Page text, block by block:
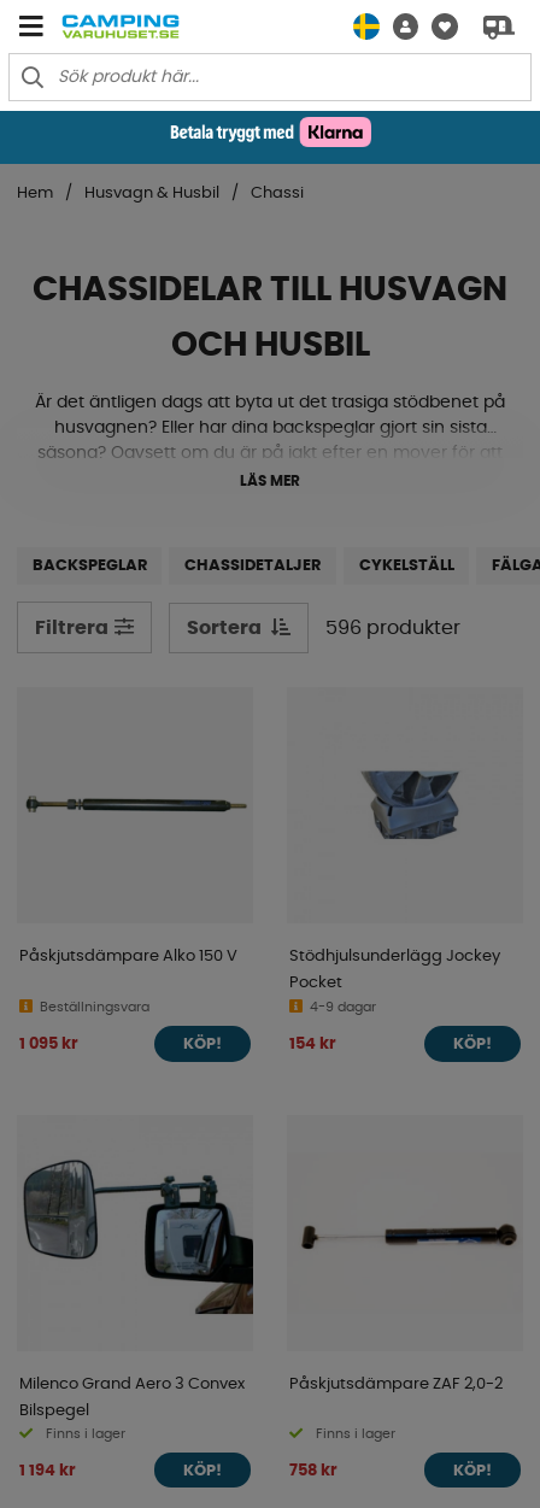
Hem Husvagn & Husbil Chassi
CHASSIDELAR TILL HUSVAGN
OCH HUSBIL
Är det äntligen dags att byta ut det trasiga stödbenet på
husvagnen? Eller har dina backspeglar gjort sin sista
säsong? Oavsett om du är på jakt efter en mover för att
förenkla backningen på campingplatsen eller behöver
LÄS MER
BACKSPEGLAR CHASSIDETALJER CYKELSTÄLL
Filtrera Sortera 596 produkter
Påskjutsdämpare Alko 150 V
Beställningsvara
1 095 kr KÖP!
Stödhjulsunderlägg Jockey
Pocket
4-9 dagar
154 kr KÖP!
Milenco Grand Aero 3 Convex
Bilspegel
Finns i lager
1 194 kr KÖP!
Påskjutsdämpare ZAF 2,0-2
Finns i lager
758 kr KÖP!